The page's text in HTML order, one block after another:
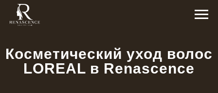
Косметический уход волос
LOREAL в Renascence